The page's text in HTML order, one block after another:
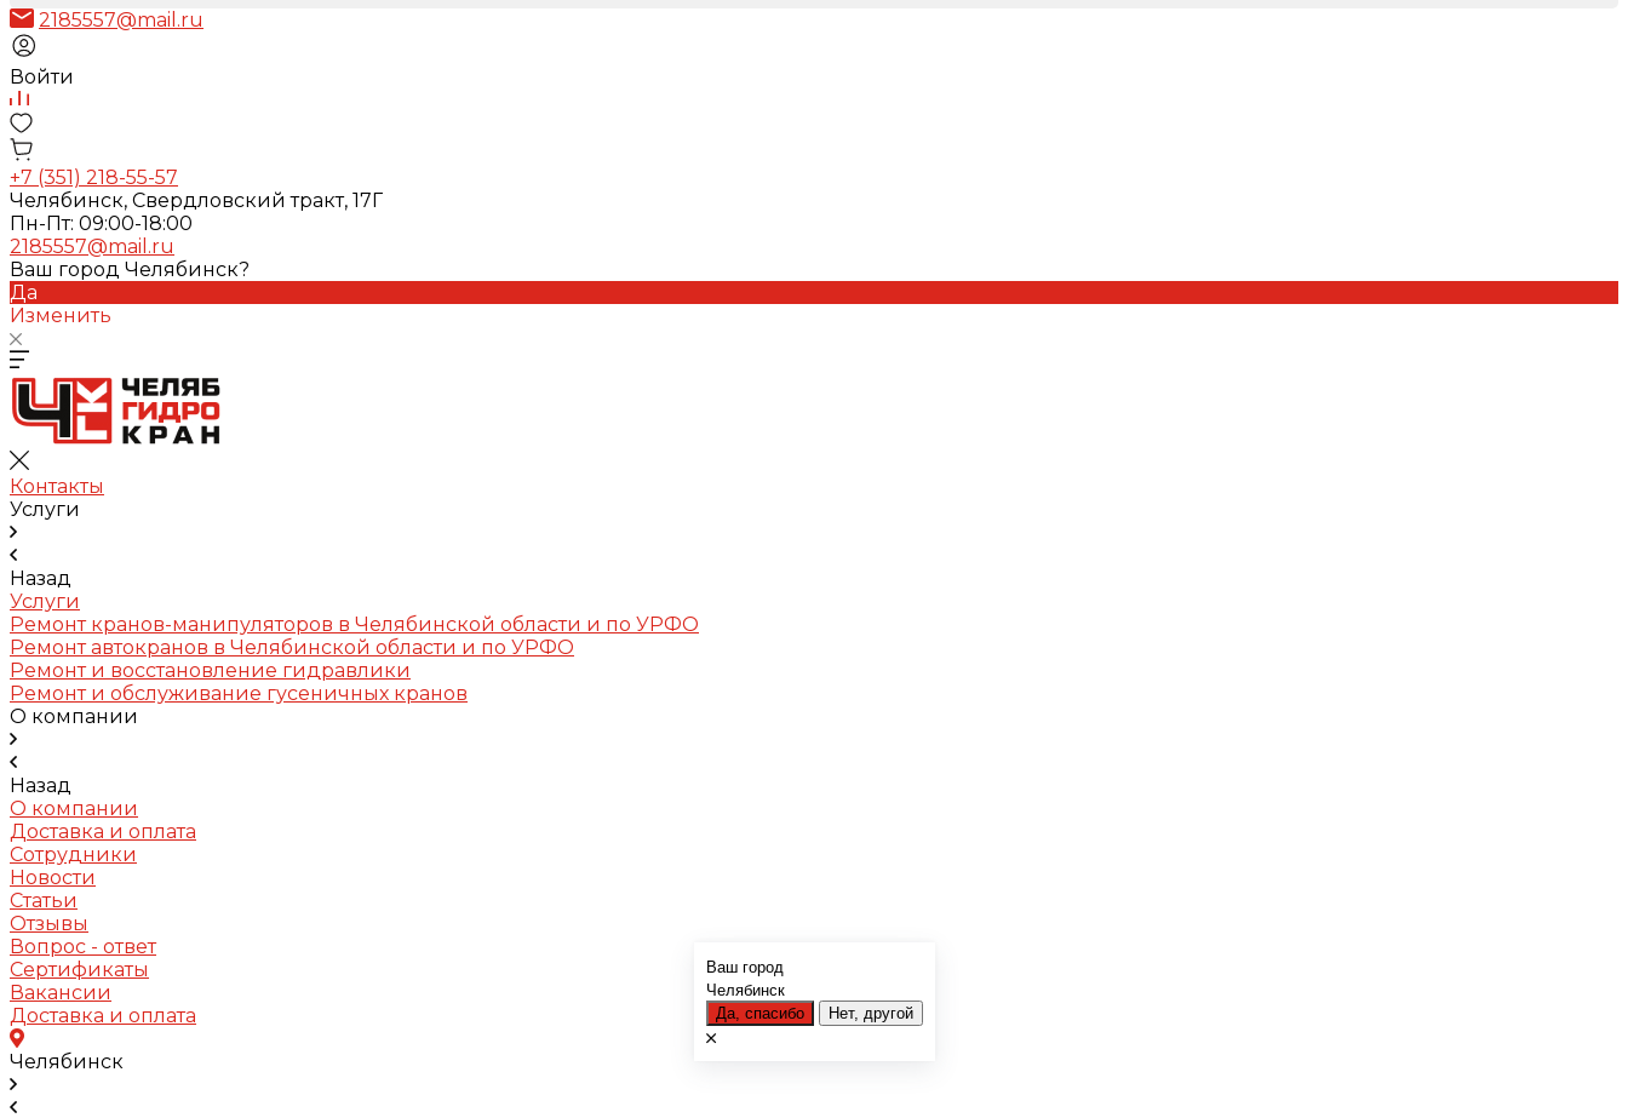
2185557@mail.ru
Войти
+7 (351) 218-55-57
Челябинск, Свердловский тракт, 17Г
Пн-Пт: 09:00-18:00
2185557@mail.ru
Ваш город Челябинск?
Да
Изменить
Контакты
Услуги
Назад
Услуги
Ремонт кранов-манипуляторов в Челябинской области и по УРФО
Ремонт автокранов в Челябинской области и по УРФО
Ремонт и восстановление гидравлики
Ремонт и обслуживание гусеничных кранов
О компании
Назад
О компании
Доставка и оплата
Сотрудники
Новости
Статьи
Отзывы
Вопрос - ответ
Сертификаты
Вакансии
Доставка и оплата
Челябинск
Ваш город
Челябинск
Да, спасибо Нет, другой